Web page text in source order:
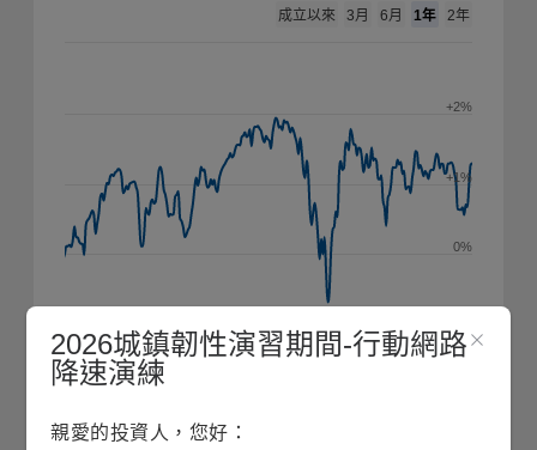
成立以來 3月 6月 1年 2年
2025/10 2026/01 2026/04 2026/07
0%
+1%
+2%
2026城鎮韌性演習期間-行動網路
降速演練
親愛的投資人，您好：